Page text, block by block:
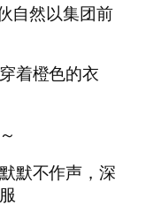
自然以集团前
着橙色的衣
默不作声，深